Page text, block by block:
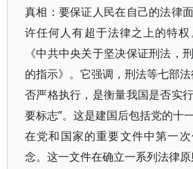
真相：要保证人民在自己的法律
许任何人有超于法律之上的特
《中共中央关于坚决保证刑法，
的指示》。它强调，刑法等七部
否严格执行，是衡量我国是否实
要标志”。这是建国后包括党的十
在党和国家的重要文件中第一
念。这一文件在确立一系列法律